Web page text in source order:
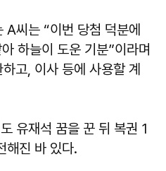
A씨는 “이번 당첨 덕분에
하늘이 도운 기분”이라며
고, 이사 등에 사용할 계
유재석 꿈을 꾼 뒤 복권 1
해진 바 있다.